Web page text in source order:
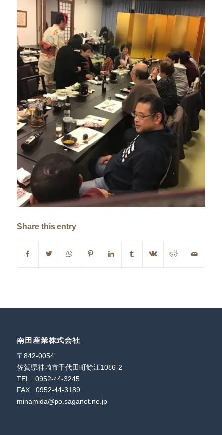
Share this entry
南田産業株式会社
〒842-0054
佐賀県神埼市千代田町餘江1086-2
TEL : 0952-44-3245
FAX : 0952-44-3189
minamida@po.saganet.ne.jp